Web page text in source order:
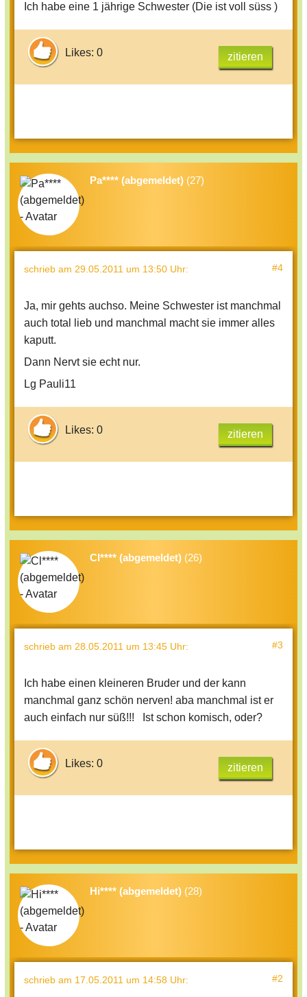
Ich habe eine 1 jährige Schwester (Die ist voll süss )
Likes: 0 zitieren
Pa**** (abgemeldet) (27)
schrieb am 29.05.2011 um 13:50 Uhr: #4
Ja, mir gehts auchso. Meine Schwester ist manchmal
auch total lieb und manchmal macht sie immer alles
kaputt.
Dann Nervt sie echt nur.
Lg Pauli11
Likes: 0 zitieren
Cl**** (abgemeldet) (26)
schrieb am 28.05.2011 um 13:45 Uhr: #3
Ich habe einen kleineren Bruder und der kann
manchmal ganz schön nerven! aba manchmal ist er
auch einfach nur süß!!! Ist schon komisch, oder?
Likes: 0 zitieren
Hi**** (abgemeldet) (28)
schrieb am 17.05.2011 um 14:58 Uhr: #2